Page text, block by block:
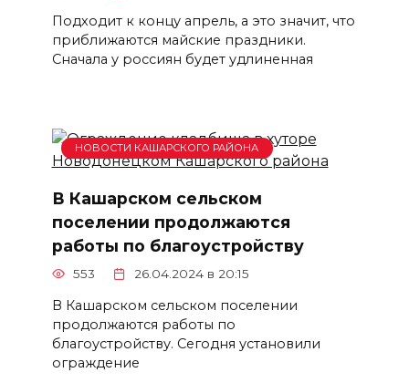
Подходит к концу апрель, а это значит, что
приближаются майские праздники.
Сначала у россиян будет удлиненная
НОВОСТИ КАШАРСКОГО РАЙОНА
В Кашарском сельском
поселении продолжаются
работы по благоустройству
553 26.04.2024 в 20:15
В Кашарском сельском поселении
продолжаются работы по
благоустройству. Сегодня установили
ограждение